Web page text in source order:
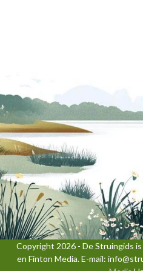
Copyright 2026 - De Struingids
en Finton Media. E-mail: